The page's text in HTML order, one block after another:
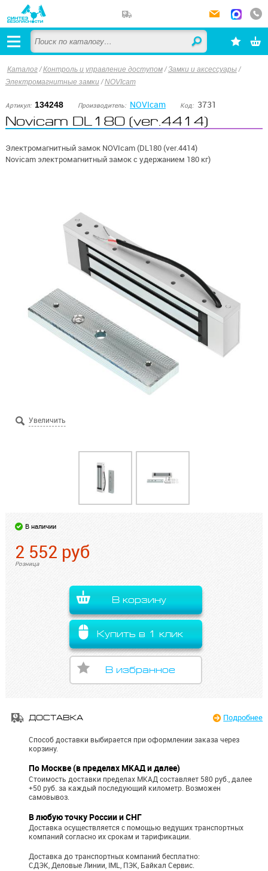
Каталог/Контроль и управление доступом /Замки и аксессуары /
Электромагнитные замки /NOVIcam
Артикул: 134248 Производитель: NOVIcam Код: 3731
Novicam DL180 (ver.4414)
Электромагнитный замок NOVIcam (DL180 (ver.4414)
Novicam электромагнитный замок с удержанием 180 кг)
В наличии
2 552 руб
Розница
В корзину
Купить в 1 клик
В избранное
ДОСТАВКА Подробнее
Способ доставки выбирается при оформлении заказа через
корзину.
По Москве (в пределах МКАД и далее)
Стоимость доставки пределах МКАД составляет 580 руб., далее
+50 руб. за каждый последующий километр. Возможен
самовывоз.
В любую точку России и СНГ
Доставка осуществляется с помощью ведущих транспортных
компаний согласно их срокам и тарификации.
Доставка до транспортных компаний бесплатно:
СДЭК, Деловые Линии, IML, ПЭК, Байкал Сервис.